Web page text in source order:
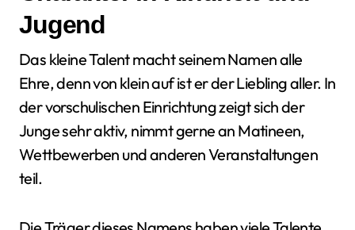
Jugend
Das kleine Talent macht seinem Namen alle
Ehre, denn von klein auf ist er der Liebling aller. In
der vorschulischen Einrichtung zeigt sich der
Junge sehr aktiv, nimmt gerne an Matineen,
Wettbewerben und anderen Veranstaltungen
teil.